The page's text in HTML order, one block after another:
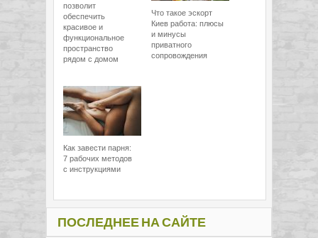
позволит
обеспечить
красивое и
функциональное
пространство
рядом с домом
Что такое эскорт
Киев работа: плюсы
и минусы
приватного
сопровождения
Как завести парня:
7 рабочих методов
с инструкциями
ПОСЛЕДНЕЕ НА САЙТЕ